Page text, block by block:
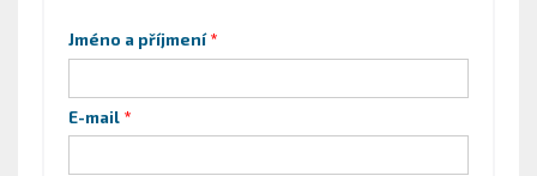
Jméno a příjmení
E-mail